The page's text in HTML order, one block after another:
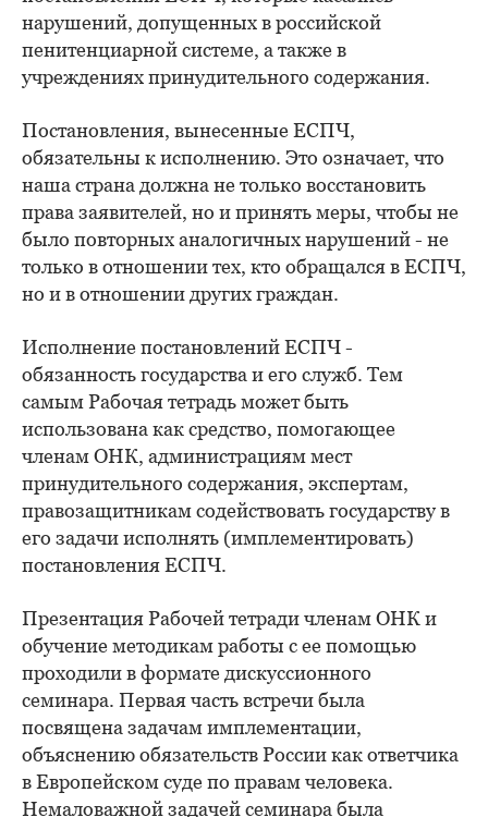
нарушений, допущенных в российской
пенитенциарной системе, а также в
учреждениях принудительного содержания.
Постановления, вынесенные ЕСПЧ,
обязательны к исполнению. Это означает, что
наша страна должна не только восстановить
права заявителей, но и принять меры, чтобы не
было повторных аналогичных нарушений - не
только в отношении тех, кто обращался в ЕСПЧ,
но и в отношении других граждан.
Исполнение постановлений ЕСПЧ -
обязанность государства и его служб. Тем
самым Рабочая тетрадь может быть
использована как средство, помогающее
членам ОНК, администрациям мест
принудительного содержания, экспертам,
правозащитникам содействовать государству в
его задачи исполнять (имплементировать)
постановления ЕСПЧ.
Презентация Рабочей тетради членам ОНК и
обучение методикам работы с ее помощью
проходили в формате дискуссионного
семинара. Первая часть встречи была
посвящена задачам имплементации,
объяснению обязательств России как ответчика
в Европейском суде по правам человека.
Немаловажной задачей семинара была